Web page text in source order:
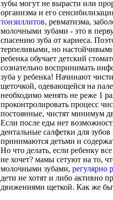
зубы могут не вырасти или
организма и его
тонзиллитов, ревматизма,
молочными зубами - это в
спасению зуба от кариеса.
терпеливыми, но
ребенка обучает детский
сознательно воспринимать
зуба у ребенка! Начинают
щеточкой, одевающейся на
необходимо менять не реже 1
проконтролировать процесс
постоянные, чистят минимум
Если после еды нет
дентальные салфетки для
принимаются детьми и
Но что делать, если ребенку
не хочет? мамы сетуют на то,
молочными зубами, регулярно
дети не хотят и либо активно
движениями щеткой. Как же